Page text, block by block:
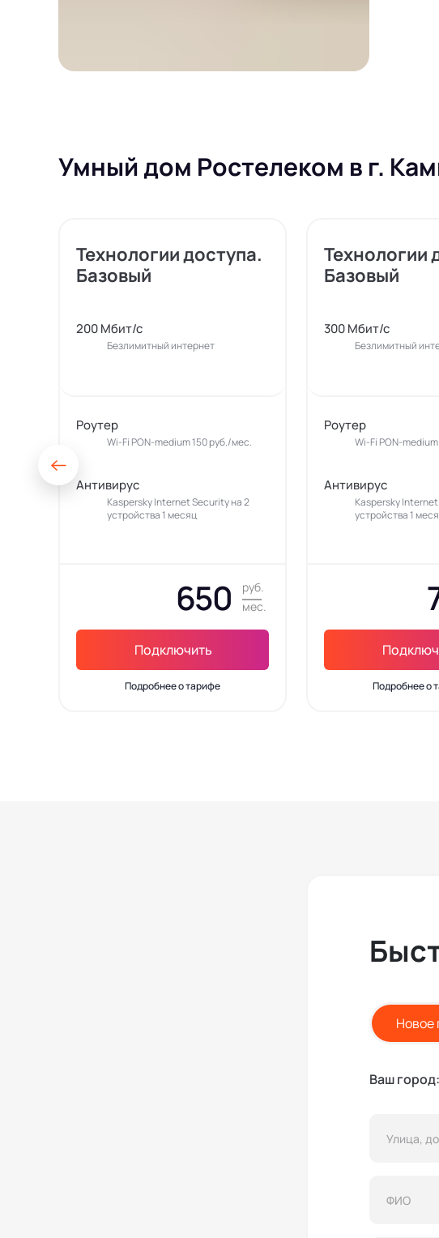
Умный дом Ростелеком в г.
Технологии доступа.
Базовый
200 Мбит/с
Безлимитный интернет
Роутер
Wi-Fi PON-medium 150 руб./мес.
Антивирус
Kaspersky Internet Security на 2
устройства 1 месяц
650
руб.
мес.
Подключить
Подробнее о тарифе
Технологии
Базовый
300 Мбит/с
Безлимитный
Роутер
Wi-Fi PON-
Антивирус
Kaspersky
устройства 1
Подробнее о
Новое
Ваш город: